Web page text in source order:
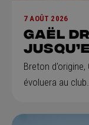
7 AOÛT 2026
GAËL
Breton
évoluera au club…